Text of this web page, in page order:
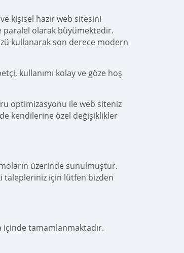
kişisel hazır web sitesini
paralel olarak büyümektedir.
kullanarak son derece modern
kullanımı kolay ve göze hoş
optimizasyonu ile web siteniz
kendilerine özel değişiklikler
üzerinde sunulmuştur.
talepleriniz için lütfen bizden
içinde tamamlanmaktadır.